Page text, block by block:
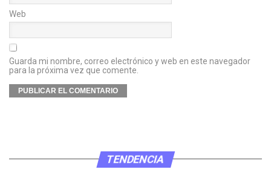
Web
Guarda mi nombre, correo electrónico y web en este navegador
para la próxima vez que comente.
TENDENCIA